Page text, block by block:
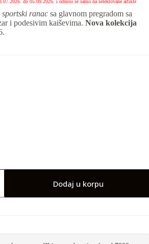
do 05.09.2026. i odnosi se samo na selektovane artikle
sportski ranac sa glavnom pregradom sa
i podesivim kaiševima. Nova kolekcija
Dodaj u korpu